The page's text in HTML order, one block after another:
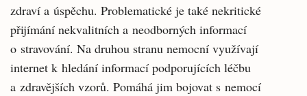
zdraví a úspěchu. Problematické je také nekritické
přijímání nekvalitních a neodborných informací
o stravování. Na druhou stranu nemocní využívají
internet k hledání informací podporujících léčbu
a zdravějších vzorů. Pomáhá jim bojovat s nemocí